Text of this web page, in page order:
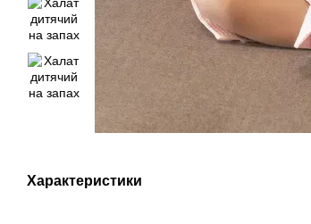
Характеристики